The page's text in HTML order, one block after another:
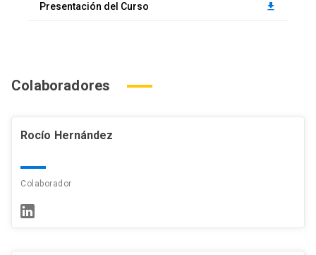
Presentación del Curso download
Colaboradores
Rocío Hernández
Colaborador